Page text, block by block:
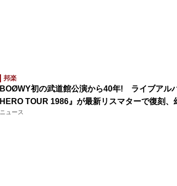
邦楽
BOØWY初の武道館公演から40年! ライブアル
HERO TOUR 1986』が最新リスマターで復刻
ニュース